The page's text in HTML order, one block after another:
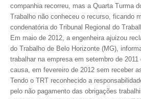
NÚCLEO DA MULHER ENGENHEIRA
CONSULTORIA
ACORDOS, CONVENÇÕES E DISSÍDIOS
companhia recorreu, mas a Quarta Turma
Trabalho não conheceu o recurso, ficando
condenatória do Tribunal Regional do
Em maio de 2012, a engenheira ajuizou
do Trabalho de Belo Horizonte (MG),
trabalhar na empresa em setembro de
causa, em fevereiro de 2012 sem receber
Tendo o TRT reconhecido a
pelo não pagamento das obrigações